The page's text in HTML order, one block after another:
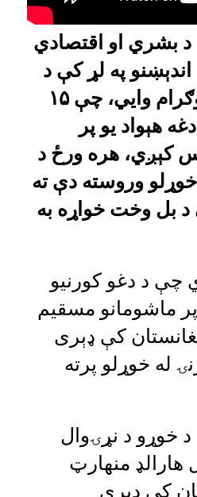
د بشري او اقتصادي
په لړ کې د
خوړو نړۍوال پروګرام وایي، چې ۱۵
هېواد یو پر
کېږي، هره ورځ د
وروسته دې ته
بل وخت خواړه به
چې د دغو کورنیو
ماشومانو مسقیم
کې ډېری
له خوړلو پرته
د خوړو د نړۍوال
هارالډ منهارټ
کې ډېری